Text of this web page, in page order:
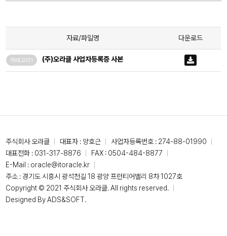
자료/파일명 다운로드
카테고리1 (주)오라클 사업자등록증 사본
주식회사 오라클 대표자 : 양호근
사업자등록번호 : 274-88-01990
대표전화 : 031-317-8876
FAX : 0504-484-8877
E-Mail : oracle@itoracle.kr
주소 : 경기도 시흥시 광석천길 18 광양 프런티어밸리 8차 1027호
Copyright © 2021 주식회사 오라클. All rights reserved.
Designed ByADS&SOFT.